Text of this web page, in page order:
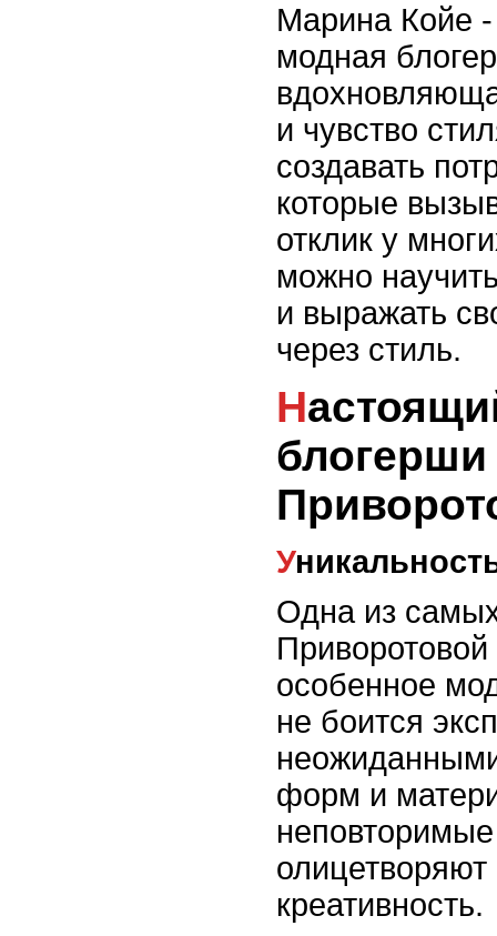
Марина Койе -
модная
и чувство
создавать
которые
отклик у
можно
и выражать
через стиль.
Настоящий стиль от
Одна из
Приворотовой
особенное
не боится
форм и
креативность.